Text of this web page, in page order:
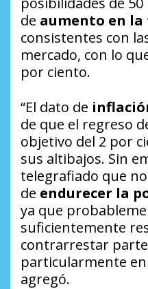
de aumento en
consistentes con
mercado, con lo
por ciento.
“El dato de
de que el regreso
objetivo del 2 por
sus altibajos. Sin
telegrafiado que
de endurecer la
ya que
suficientemente
contrarrestar
particularmente en
agregó.